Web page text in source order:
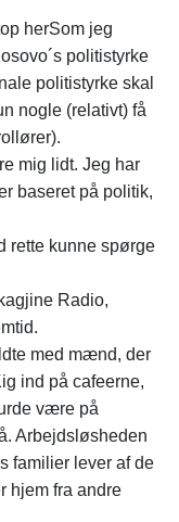
herSom jeg
politistyrke
politistyrke skal
nogle (relativt) få
mig lidt. Jeg har
baseret på politik,
rette kunne spørge
Radio,
med mænd, der
ind på cafeerne,
være på
Arbejdsløsheden
familier lever af de
hjem fra andre